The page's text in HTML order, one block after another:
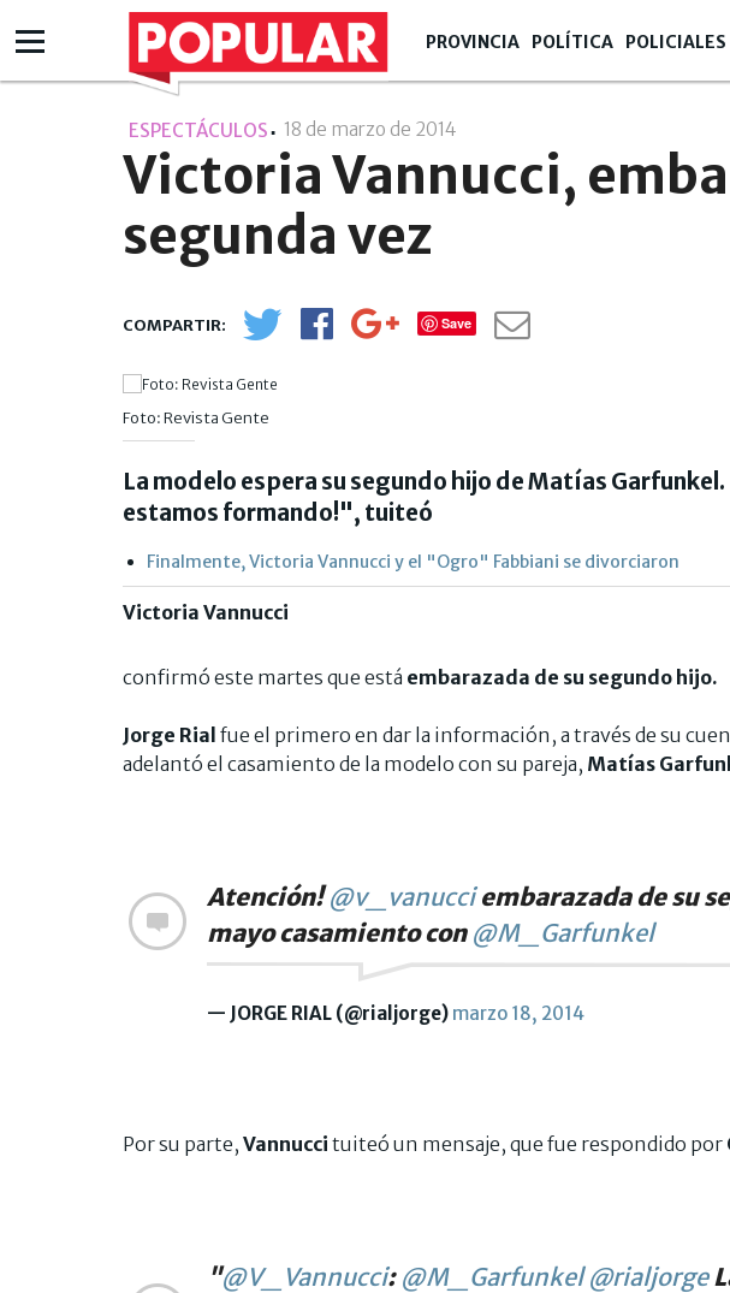
PROVINCIA POLÍTICA POLICIALES
ESPECTÁCULOS 18 de marzo de 2014
Victoria Vannucci,
segunda vez
Save
Foto: Revista Gente
La modelo espera su segundo hijo de Matías
estamos formando!", tuiteó
Finalmente, Victoria Vannucci y el "Ogro" Fabbiani se divorciaron
Victoria Vannucci
confirmó este martes que está embarazada de su segundo hijo.
Jorge Rial fue el primero en dar la información, a través de su
adelantó el casamiento de la modelo con su pareja, Matías
Atención!@v_vanucciembarazada de su
mayo casamiento con @M_Garfunkel
— JORGE RIAL (@rialjorge) marzo 18, 2014
Por su parte, Vannucci tuiteó un mensaje, que fue respondido por
"@V_Vannucci: @M_Garfunkel @rialjorge